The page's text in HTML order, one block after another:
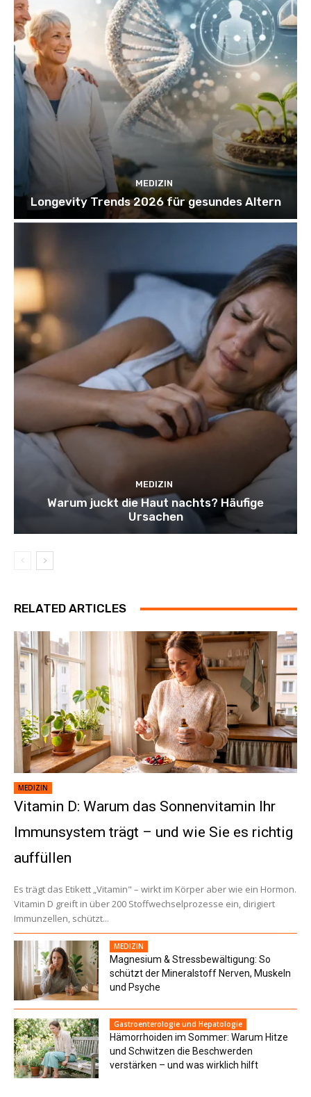
MEDIZIN
Longevity Trends 2026 für gesundes Altern
MEDIZIN
Warum juckt die Haut nachts? Häufige
Ursachen
RELATED ARTICLES
MEDIZIN
Vitamin D: Warum das Sonnenvitamin Ihr
Immunsystem trägt – und wie Sie es richtig
auffüllen
Es trägt das Etikett „Vitamin" – wirkt im Körper aber wie ein Hormon.
Vitamin D greift in über 200 Stoffwechselprozesse ein, dirigiert
Immunzellen, schützt...
MEDIZIN
Magnesium & Stressbewältigung: So
schützt der Mineralstoff Nerven, Muskeln
und Psyche
Gastroenterologie und Hepatologie
Hämorrhoiden im Sommer: Warum Hitze
und Schwitzen die Beschwerden
verstärken – und was wirklich hilft